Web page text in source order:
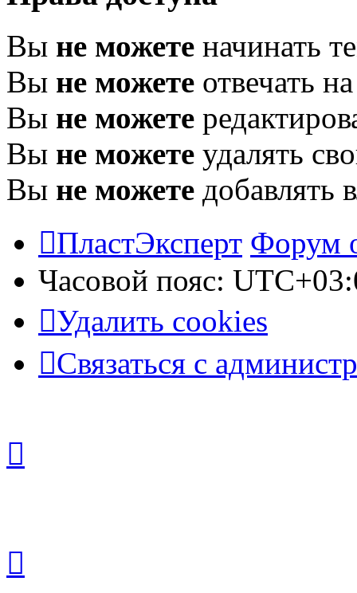
Вы не можете начинать
Вы не можете отвечать
Вы не можете
Вы не можете удалять
Вы не можете добавлять
ПластЭксперт Форум
Часовой пояс:
Удалить cookies
Связаться с